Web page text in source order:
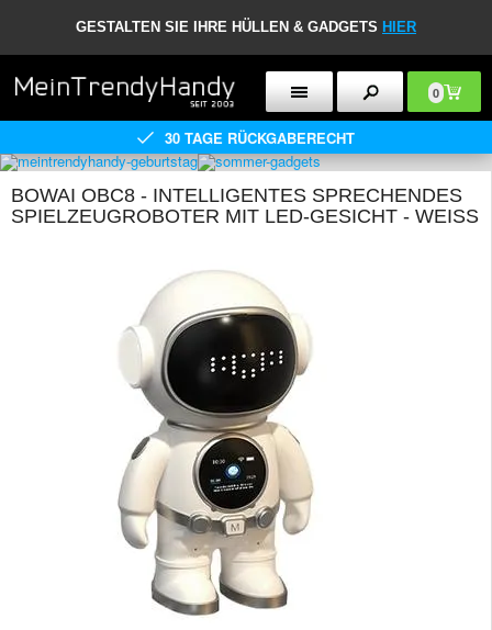
GESTALTEN SIE IHRE HÜLLEN & GADGETS HIER
0
30 TAGE RÜCKGABERECHT
BOWAI OBC8 - INTELLIGENTES SPRECHENDES
SPIELZEUGROBOTER MIT LED-GESICHT - WEISS